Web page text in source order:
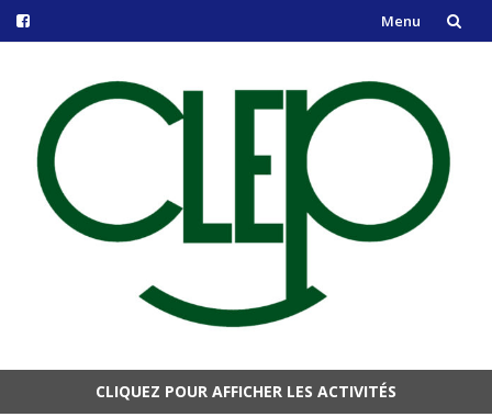
Menu
contenu
CLIQUEZ POUR AFFICHER LES ACTIVITÉS